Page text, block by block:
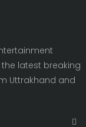
latest breaking
Uttrakhand and